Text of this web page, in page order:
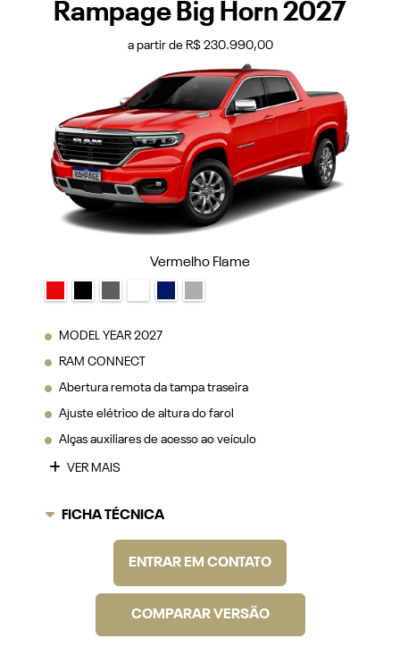
Rampage Big Horn 2027
a partir de R$ 230.990,00
Vermelho Flame
MODEL YEAR 2027
RAM CONNECT
Abertura remota da tampa traseira
Ajuste elétrico de altura do farol
Alças auxiliares de acesso ao veículo
VER MAIS
FICHA TÉCNICA
ENTRAR EM CONTATO
COMPARAR VERSÃO